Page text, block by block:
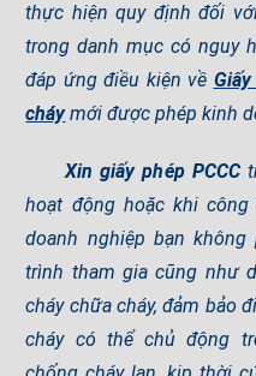
thực hiện quy định đối
trong danh mục có nguy
đáp ứng điều kiện về
cháymới được phép kinh
Xin giấy phép PCCC
hoạt động hoặc khi
doanh nghiệp bạn
trình tham gia cũng như
cháy chữa cháy, đảm bảo
cháy có thể chủ động